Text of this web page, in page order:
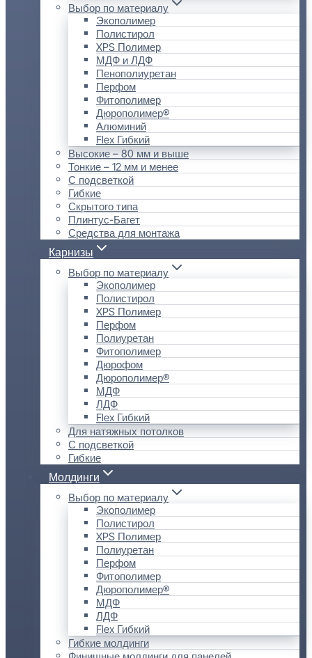
Выбор по материалу
Экополимер
Полистирол
XPS Полимер
МДФ и ЛДФ
Пенополиуретан
Перфом
Фитополимер
Дюрополимер®
Алюминий
Flex Гибкий
Высокие – 80 мм и выше
Тонкие – 12 мм и менее
С подсветкой
Гибкие
Скрытого типа
Плинтус-Багет
Средства для монтажа
Карнизы
Выбор по материалу
Экополимер
Полистирол
XPS Полимер
Перфом
Полиуретан
Фитополимер
Дюрофом
Дюрополимер®
МДФ
ЛДФ
Flex Гибкий
Для натяжных потолков
С подсветкой
Гибкие
Молдинги
Выбор по материалу
Экополимер
Полистирол
XPS Полимер
Полиуретан
Перфом
Фитополимер
Дюрополимер®
МДФ
ЛДФ
Flex Гибкий
Гибкие молдинги